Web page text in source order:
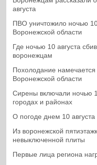
августа
ПВО уничтожило ночью 10
Воронежской области
Где ночью 10 августа
воронежцам
Похолодание
Воронежской области
Сирены включали ночью
городах и районах
О погоде днем 10
Из воронежской
невыключенной плиты
Первые лица региона